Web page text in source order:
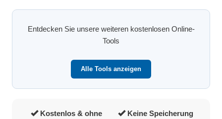
Entdecken Sie unsere weiteren kostenlosen Online-
Tools
Alle Tools anzeigen
Kostenlos & ohne
Keine Speicherung